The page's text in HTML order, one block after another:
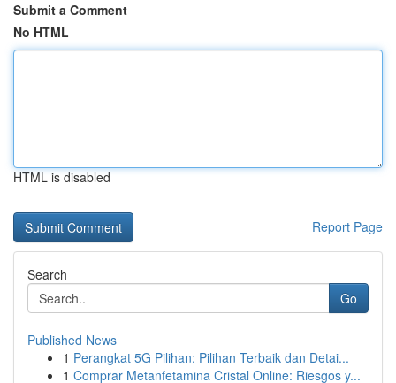
Submit a Comment
No HTML
HTML is disabled
Report Page
Search
Go
Published News
1 Perangkat 5G Pilihan: Pilihan Terbaik dan Detai...
1 Comprar Metanfetamina Cristal Online: Riesgos y...